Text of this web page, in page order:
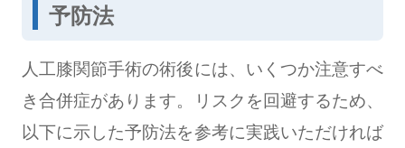
予防法
人工膝関節手術の術後には、いくつか注意すべ
き合併症があります。リスクを回避するため、
以下に示した予防法を参考に実践いただければ